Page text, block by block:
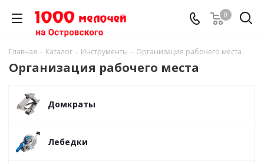
0
Главная - Каталог - Инструменты - Организация рабочего места
Организация рабочего места
Домкраты
Лебедки